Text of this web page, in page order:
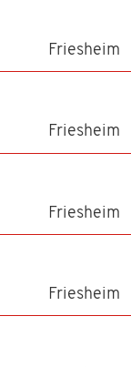
Friesheim
Friesheim
Friesheim
Friesheim